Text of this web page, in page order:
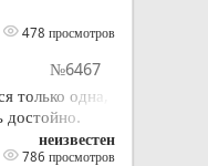
478 просмотров
№6467
только одна,
достойно.
неизвестен
786 просмотров